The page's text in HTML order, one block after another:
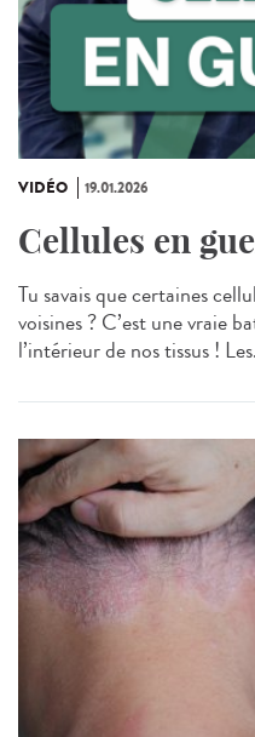
VIDÉO 19.01.2026
Cellules en
Tu savais que certaines
voisines ? C’est une vraie
l’intérieur de nos tissus !